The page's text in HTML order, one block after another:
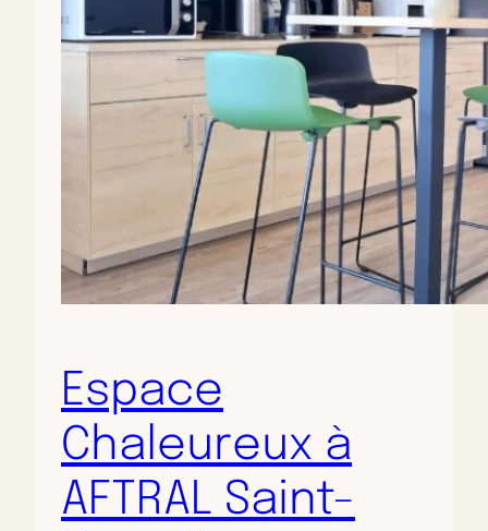
Espace
Chaleureux à
AFTRAL Saint-